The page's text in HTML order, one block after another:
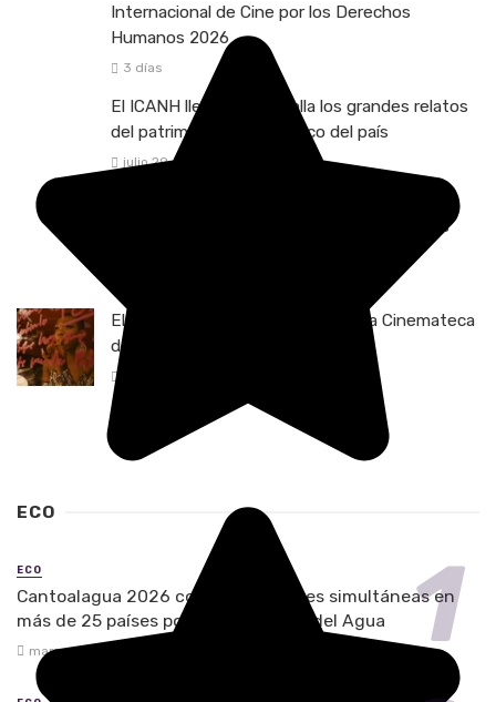
Internacional de Cine por los Derechos
Humanos 2026
3 días
El ICANH lleva a la pantalla los grandes relatos
del patrimonio arqueológico del país
julio 29, 2026
comunitario y las historias que nacen en los
El Ciclo Rosa celebra 25 años en la Cinemateca
de Bogotá
ECO
ECO
Cantoalagua 2026 convoca acciones simultáneas en
más de 25 países por el Día Mundial del Agua
marzo 20, 2026